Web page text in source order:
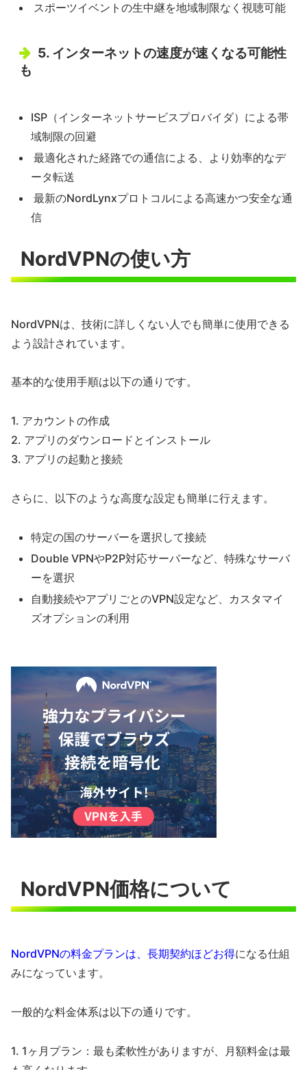
スポーツイベントの生中継を地域制限なく視聴可能
5. インターネットの速度が速くなる可能性
も
ISP（インターネットサービスプロバイダ）による帯
域制限の回避
最適化された経路での通信による、より効率的なデ
ータ転送
最新のNordLynxプロトコルによる高速かつ安全な通
信
NordVPNの使い方
NordVPNは、技術に詳しくない人でも簡単に使用できる
よう設計されています。
基本的な使用手順は以下の通りです。
1. アカウントの作成
2. アプリのダウンロードとインストール
3. アプリの起動と接続
さらに、以下のような高度な設定も簡単に行えます。
特定の国のサーバーを選択して接続
Double VPNやP2P対応サーバーなど、特殊なサーバ
ーを選択
自動接続やアプリごとのVPN設定など、カスタマイ
ズオプションの利用
NordVPN価格について
NordVPNの料金プランは、長期契約ほどお得になる仕組
みになっています。
一般的な料金体系は以下の通りです。
1. 1ヶ月プラン：最も柔軟性がありますが、月額料金は最